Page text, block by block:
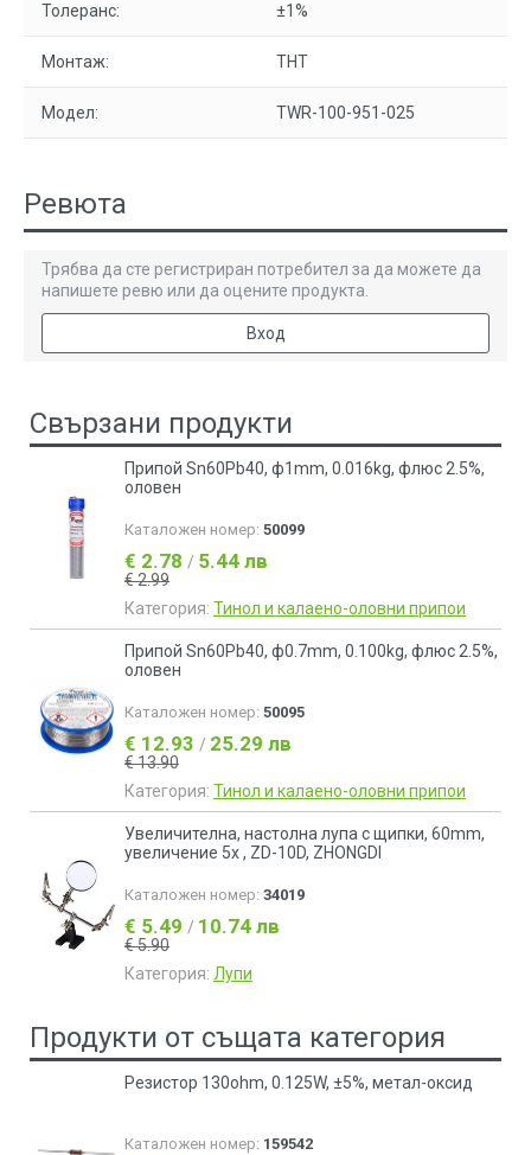
Толеранс: ±1%
Монтаж: THT
Модел: ТWR-100-951-025
Ревюта
Трябва да сте регистриран потребител за да можете да
напишете ревю или да оцените продукта.
Вход
Свързани продукти
Припой Sn60Pb40, ф1mm, 0.016kg, флюс 2.5%,
оловен
Каталожен номер: 50099
€ 2.78 / 5.44 лв
€ 2.99
Категория: Тинол и калаено-оловни припои
Припой Sn60Pb40, ф0.7mm, 0.100kg, флюс 2.5%,
оловен
Каталожен номер: 50095
€ 12.93 / 25.29 лв
€ 13.90
Категория: Тинол и калаено-оловни припои
Увеличителна, настолна лупа с щипки, 60mm,
увеличение 5х , ZD-10D, ZHONGDI
Каталожен номер: 34019
€ 5.49 / 10.74 лв
€ 5.90
Категория: Лупи
Продукти от същата категория
Резистор 130ohm, 0.125W, ±5%, метал-оксид
Каталожен номер: 159542